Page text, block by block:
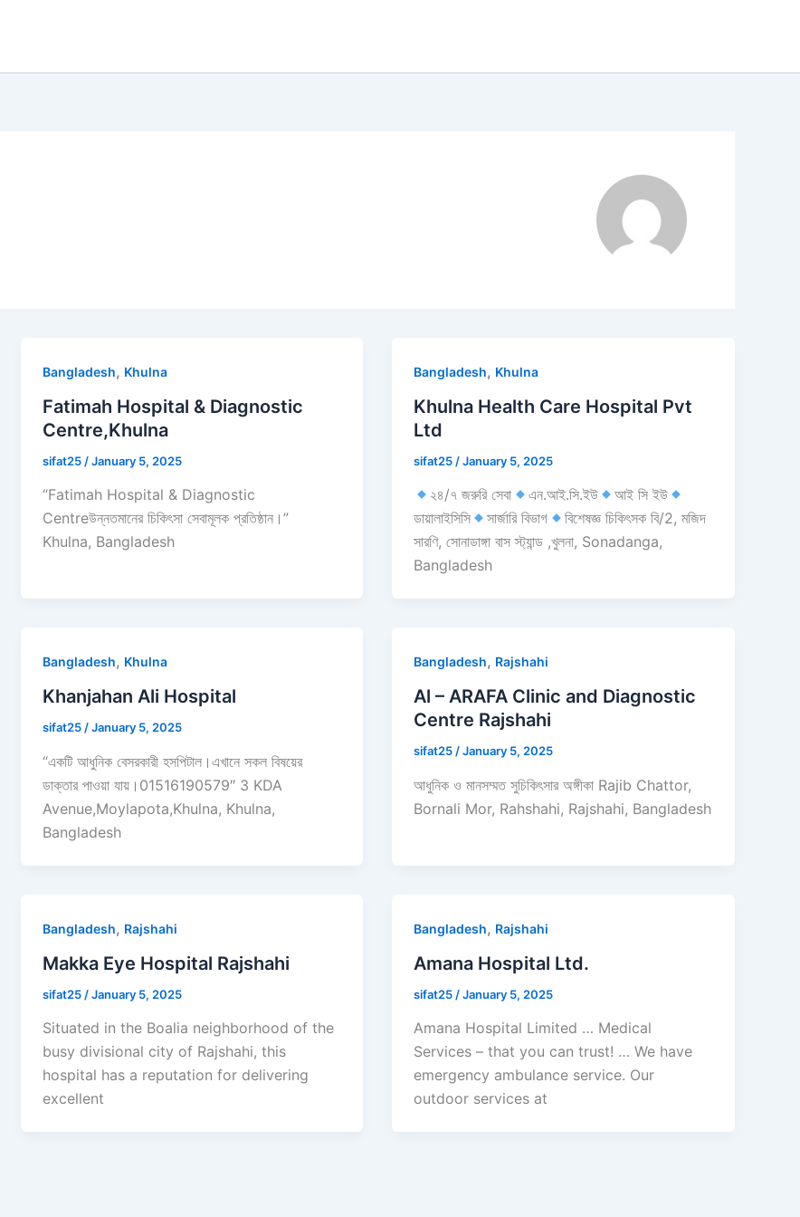
Bangladesh, Khulna
Fatimah Hospital & Diagnostic
Centre,Khulna
sifat25 /January 5, 2025
“Fatimah Hospital & Diagnostic
Centreউন্নতমানের চিকিৎসা সেবামূলক প্রতিষ্ঠান।”
Khulna, Bangladesh
Bangladesh, Khulna
Khulna Health Care Hospital Pvt
Ltd
sifat25 /January 5, 2025
২৪/৭ জরুরি সেবা এন.আই.সি.ইউ
আই সি ইউ
ডায়ালাইসিসি
সার্জারি বিভাগ
বিশেষজ্ঞ চিকিৎসক বি/2, মজিদ
সারণি, সোনাডাঙ্গা বাস স্ট্যান্ড ,খুলনা, Sonadanga,
Bangladesh
Bangladesh, Khulna
Khanjahan Ali Hospital
sifat25 /January 5, 2025
“একটি আধুনিক বেসরকারী হসপিটাল।এখানে সকল বিষয়ের
ডাক্তার পাওয়া যায়।01516190579″ 3 KDA
Avenue,Moylapota,Khulna, Khulna,
Bangladesh
Bangladesh, Rajshahi
Al – ARAFA Clinic and Diagnostic
Centre Rajshahi
sifat25 /January 5, 2025
আধুনিক ও মানসম্মত সুচিকিৎসার অঙ্গীকা Rajib Chattor,
Bornali Mor, Rahshahi, Rajshahi, Bangladesh
Bangladesh, Rajshahi
Makka Eye Hospital Rajshahi
sifat25 /January 5, 2025
Situated in the Boalia neighborhood of the
busy divisional city of Rajshahi, this
hospital has a reputation for delivering
excellent
Bangladesh, Rajshahi
Amana Hospital Ltd.
sifat25 /January 5, 2025
Amana Hospital Limited … Medical
Services – that you can trust! … We have
emergency ambulance service. Our
outdoor services at